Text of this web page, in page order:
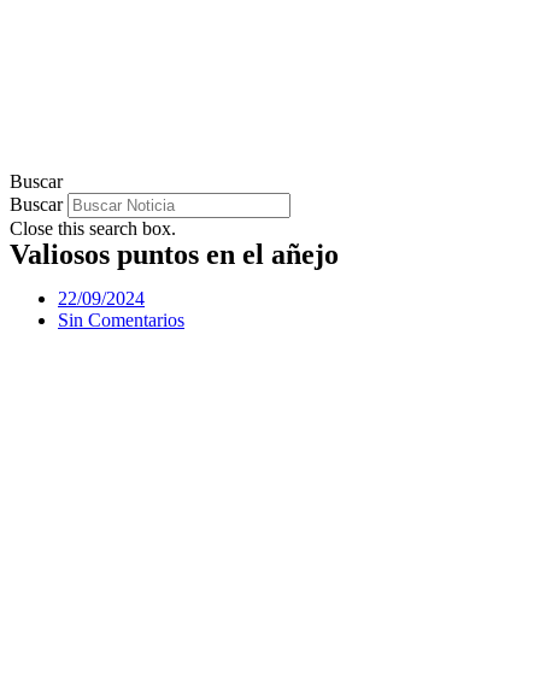
Buscar
Buscar
Close this search box.
Valiosos puntos en el añejo
22/09/2024
Sin Comentarios